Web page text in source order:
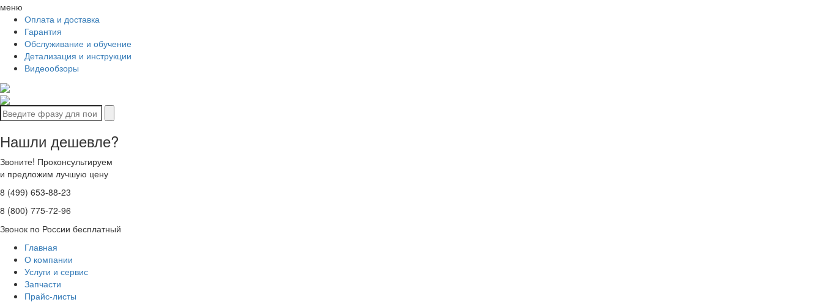
меню
Оплата и доставка
Гарантия
Обслуживание и обучение
Детализация и инструкции
Видеообзоры
Нашли дешевле?
Звоните! Проконсультируем
и предложим лучшую цену
8 (499) 653-88-23
8 (800) 775-72-96
Звонок по России бесплатный
Главная
О компании
Услуги и сервис
Запчасти
Прайс-листы